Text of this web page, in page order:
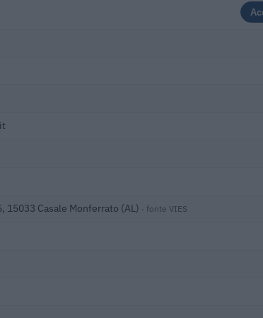
15033 Casale Monferrato (AL) · fonte VIES